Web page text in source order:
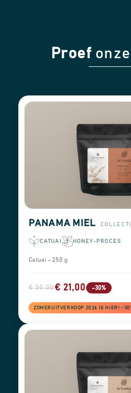
Proef
PANAMA MIEL
CATUAI HONEY-PROCES
Catuai - 250 g
€ 30,00€ 21,00 -30%